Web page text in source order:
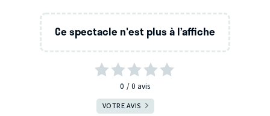
Ce spectacle n'est plus à l’affiche
0 0 avis
VOTRE AVIS